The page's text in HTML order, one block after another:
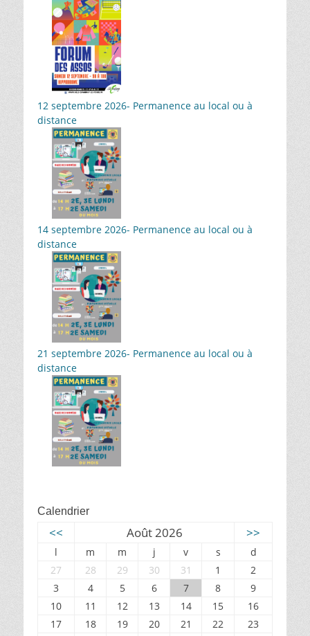
12 septembre 2026- Permanence au local ou à
distance
14 septembre 2026- Permanence au local ou à
distance
21 septembre 2026- Permanence au local ou à
distance
Calendrier
<< Août 2026 >>
l m m j v s
d
27
28 29 30 31 1
2
3
4 5 6 7 8
9
10
11 12 13 14 15
16
17
18 19 20 21 22
23